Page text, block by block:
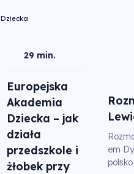
29 min.
Europejska
Akademia
Dziecka – jak
działa
przedszkole i
żłobek przy
em